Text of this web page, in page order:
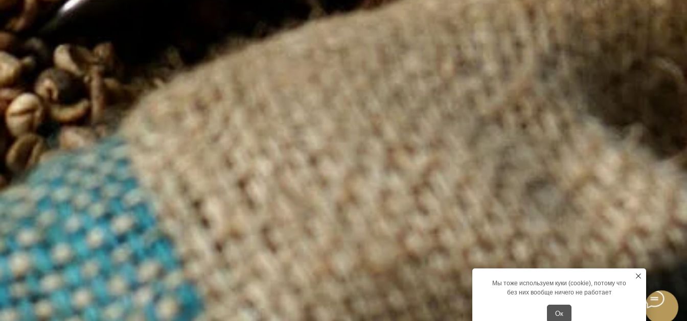
Мы тоже используем куки (cookie), потому что
без них вообще ничего не работает
Ок